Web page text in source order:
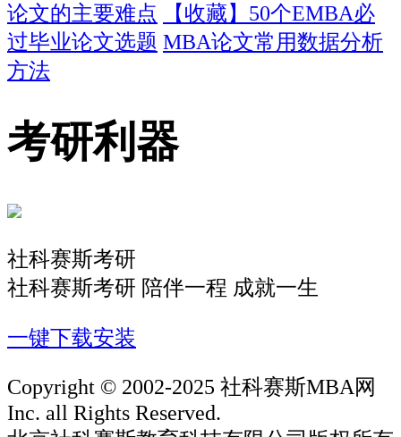
论文的主要难点
【收藏】50个EMBA必
过毕业论文选题 MBA论文常用数据分析
方法
考研利器
社科赛斯考研
社科赛斯考研 陪伴一程 成就一生
一键下载安装
Copyright © 2002-2025 社科赛斯MBA网
Inc. all Rights Reserved.